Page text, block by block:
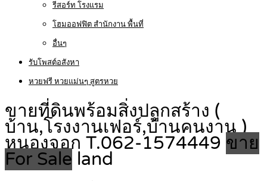
รีสอร์ท โรงแรม
โฮมออฟฟิต สำนักงาน พื้นที่
อื่นๆ
รับโพสต์อสังหา
หวยฟรี หวยแม่นๆ สูตรหวย
ขายที่ดินพร้อมสิ่งปลูกสร้าง (
บ้าน,โรงงานเฟอร์,บ้านคนงาน )
หนองจอก T.062-1574449 ขาย
For Sale land